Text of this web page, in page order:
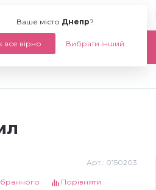
Ваше місто Днепр?
все вірно Вибрати інший
Статті Опт
Арт.: 0150203
Порівняти